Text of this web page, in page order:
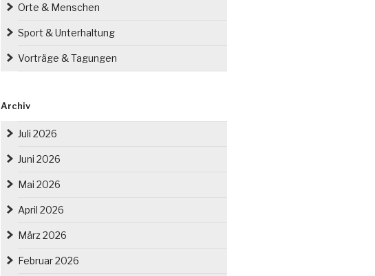
Orte & Menschen
Sport & Unterhaltung
Vorträge & Tagungen
Archiv
Juli 2026
Juni 2026
Mai 2026
April 2026
März 2026
Februar 2026